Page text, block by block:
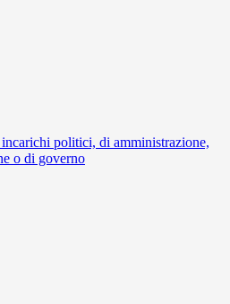
politici, di amministrazione,
o di governo